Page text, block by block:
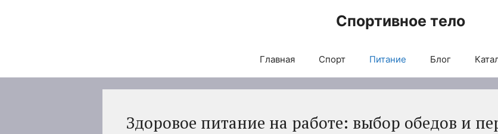
Спортивное тело
Главная Спорт Питание Блог
Здоровое питание на работе: выбор обедов и